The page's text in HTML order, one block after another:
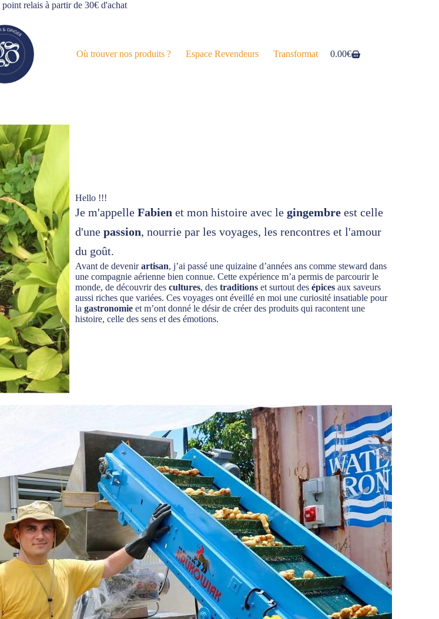
point relais à partir de 30€ d'achat
Où trouver nos produits ? Espace Revendeurs Transformateurs0.00€
Hello !!!
Je m'appelleFabien et mon histoire avec legingembre est celle
d'unepassion, nourrie par les voyages, les rencontres et l'amour
du goût.
Avant de devenirartisan, j’ai passé une quizaine d’années ans comme steward dans
une compagnie aérienne bien connue. Cette expérience m’a permis de parcourir le
monde, de découvrir descultures, destraditionset surtout desépices aux saveurs
aussi riches que variées. Ces voyages ont éveillé en moi une curiosité insatiable pour
lagastronomieet m’ont donné le désir de créer des produits qui racontent une
histoire, celle des sens et des émotions.